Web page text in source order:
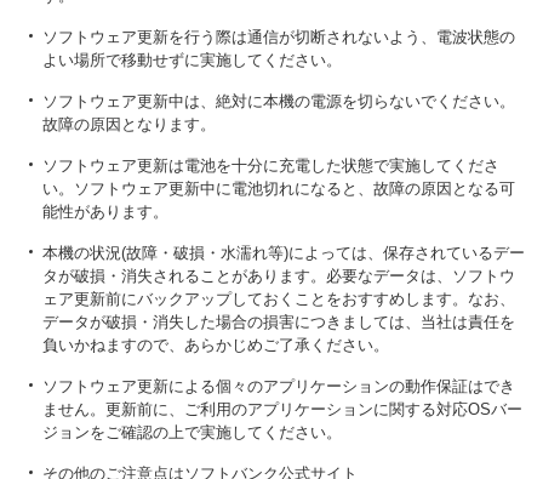
ソフトウェア更新を行う際は通信が切断されないよう、電波状態の
よい場所で移動せずに実施してください。
ソフトウェア更新中は、絶対に本機の電源を切らないでください。
故障の原因となります。
ソフトウェア更新は電池を十分に充電した状態で実施してくださ
い。ソフトウェア更新中に電池切れになると、故障の原因となる可
能性があります。
本機の状況(故障・破損・水濡れ等)によっては、保存されているデー
タが破損・消失されることがあります。必要なデータは、ソフトウ
ェア更新前にバックアップしておくことをおすすめします。なお、
データが破損・消失した場合の損害につきましては、当社は責任を
負いかねますので、あらかじめご了承ください。
ソフトウェア更新による個々のアプリケーションの動作保証はでき
ません。更新前に、ご利用のアプリケーションに関する対応OSバー
ジョンをご確認の上で実施してください。
その他のご注意点はソフトバンク公式サイト